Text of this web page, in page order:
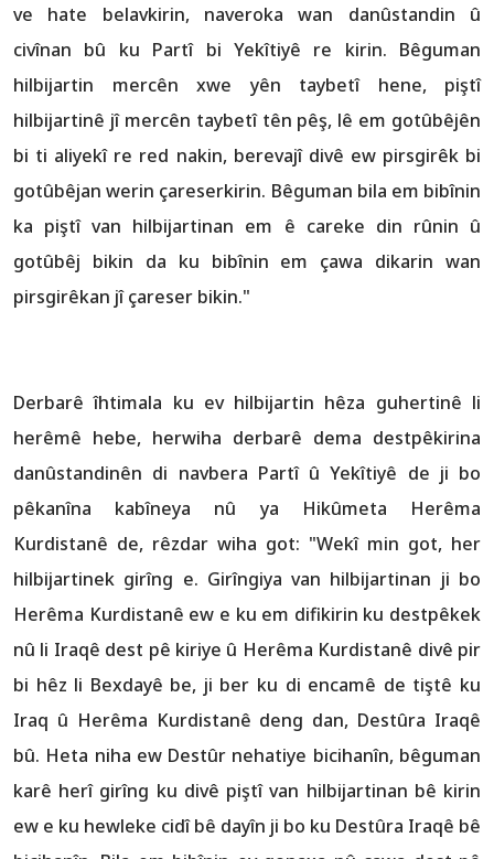
ve hate belavkirin, naveroka wan danûstandin û
civînan bû ku Partî bi Yekîtiyê re kirin. Bêguman
hilbijartin mercên xwe yên taybetî hene, piştî
hilbijartinê jî mercên taybetî tên pêş, lê em gotûbêjên
bi ti aliyekî re red nakin, berevajî divê ew pirsgirêk bi
gotûbêjan werin çareserkirin. Bêguman bila em bibînin
ka piştî van hilbijartinan em ê careke din rûnin û
gotûbêj bikin da ku bibînin em çawa dikarin wan
pirsgirêkan jî çareser bikin."
Derbarê îhtimala ku ev hilbijartin hêza guhertinê li
herêmê hebe, herwiha derbarê dema destpêkirina
danûstandinên di navbera Partî û Yekîtiyê de ji bo
pêkanîna kabîneya nû ya Hikûmeta Herêma
Kurdistanê de, rêzdar wiha got: "Wekî min got, her
hilbijartinek girîng e. Girîngiya van hilbijartinan ji bo
Herêma Kurdistanê ew e ku em difikirin ku destpêkek
nû li Iraqê dest pê kiriye û Herêma Kurdistanê divê pir
bi hêz li Bexdayê be, ji ber ku di encamê de tiştê ku
Iraq û Herêma Kurdistanê deng dan, Destûra Iraqê
bû. Heta niha ew Destûr nehatiye bicihanîn, bêguman
karê herî girîng ku divê piştî van hilbijartinan bê kirin
ew e ku hewleke cidî bê dayîn ji bo ku Destûra Iraqê bê